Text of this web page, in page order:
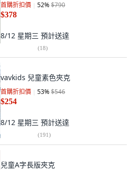
首購折扣價 52%$790
$378
8/12 星期三 預計送達
(18)
vavkids 兒童素色夾克
首購折扣價 53%$546
$254
8/12 星期三 預計送達
(191)
兒童A字長版夾克